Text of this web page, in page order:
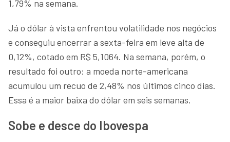
1,79% na semana.
Já o dólar à vista enfrentou volatilidade nos negócios
e conseguiu encerrar a sexta-feira em leve alta de
0,12%, cotado em R$ 5,1064. Na semana, porém, o
resultado foi outro: a moeda norte-americana
acumulou um recuo de 2,48% nos últimos cinco dias.
Essa é a maior baixa do dólar em seis semanas.
Sobe e desce do Ibovespa